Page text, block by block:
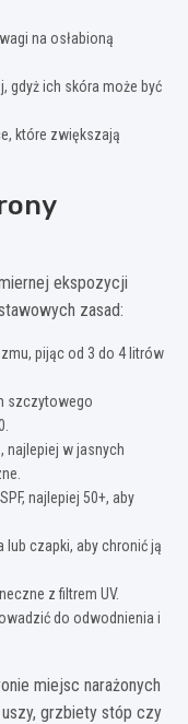
na osłabioną
gdyż ich skóra może być
które zwiększają
ekspozycji
zasad:
pijąc od 3 do 4 litrów
szczytowego
najlepiej w jasnych
najlepiej 50+, aby
czapki, aby chronić ją
z filtrem UV.
do odwodnienia i
miejsc narażonych
uszy, grzbiety stóp czy